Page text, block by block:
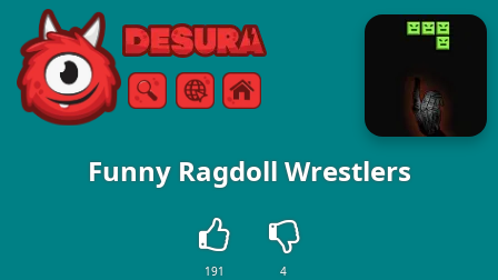
Free Online Games
RicercaMenù
Funny Ragdoll Wrestlers
191 4